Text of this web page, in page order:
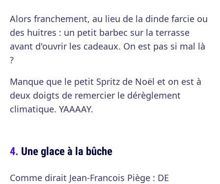
Alors franchement, au lieu de la dinde farcie ou
des huitres : un petit barbec sur la terrasse
avant d'ouvrir les cadeaux. On est pas si mal là
?
Manque que le petit Spritz de Noël et on est à
deux doigts de remercier le dérèglement
climatique. YAAAAY.
Une glace à la bûche
Comme dirait Jean-Francois Piège : DE